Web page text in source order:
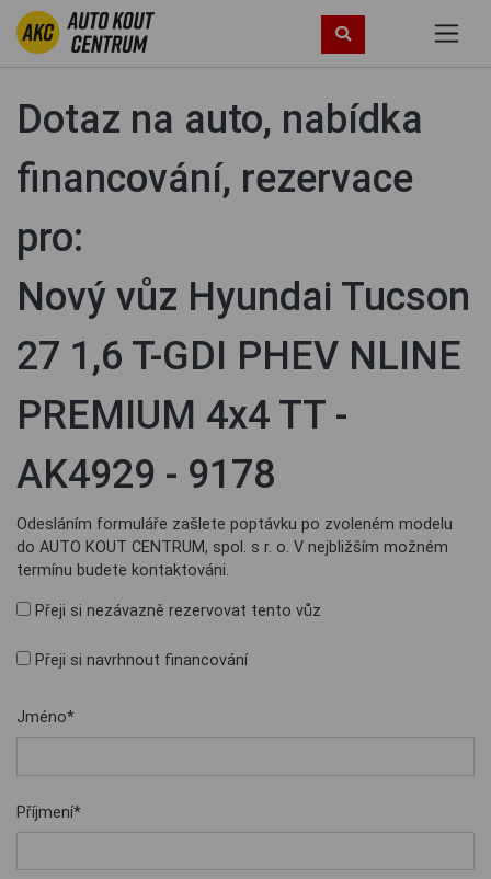
Dotaz na auto, nabídka
financování, rezervace
pro:
Nový vůz Hyundai Tucson
27 1,6 T-GDI PHEV NLINE
PREMIUM 4x4 TT -
AK4929 - 9178
Odesláním formuláře zašlete poptávku po zvoleném modelu
do AUTO KOUT CENTRUM, spol. s r. o. V nejbližším možném
termínu budete kontaktováni.
Přeji si nezávazně rezervovat tento vůz
Přeji si navrhnout financování
Jméno*
Příjmení*